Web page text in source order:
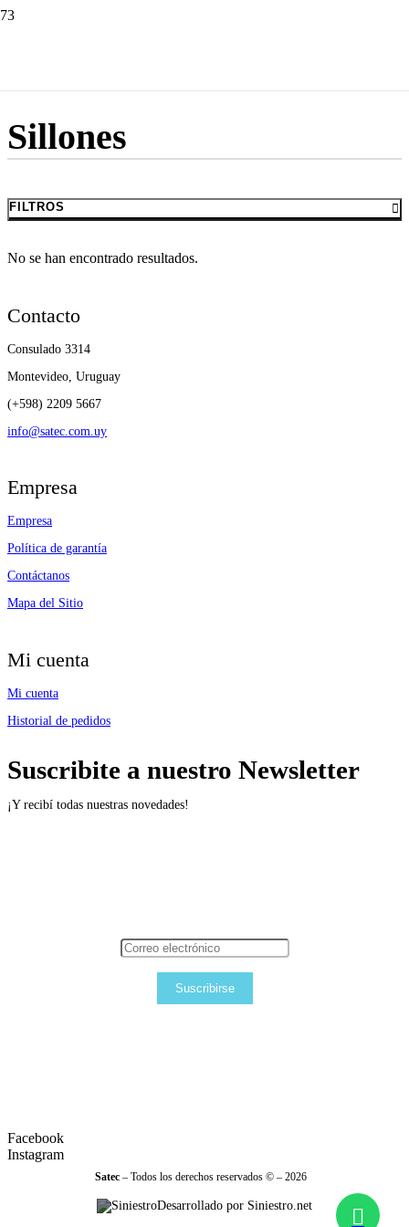
Sillones
FILTROS
No se han encontrado resultados.
Contacto
Consulado 3314
Montevideo, Uruguay
(+598) 2209 5667
info@satec.com.uy
Empresa
Empresa
Política de garantía
Contáctanos
Mapa del Sitio
Mi cuenta
Mi cuenta
Historial de pedidos
Suscribite a nuestro Newsletter
¡Y recibí todas nuestras novedades!
Suscribirse
Facebook
Instagram
Satec – Todos los derechos reservados © – 2026
Desarrollado por Siniestro.net